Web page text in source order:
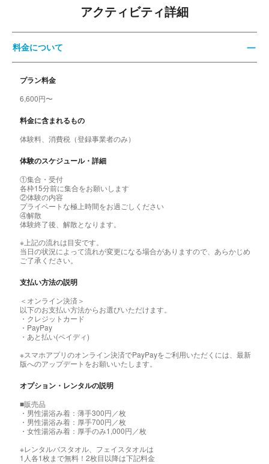
アクティビティ詳細
料金について
プラン料金
6,600円〜
料金に含まれるもの
体験料、消費税（登録事業者のみ）
体験のスケジュール・詳細
①集合・受付
各枠15分前に集合をお願いします
②体験の内容
プライベートな極上時間をお過ごしください
④解散
体験終了後、解散となります。
※上記の流れは目安です。
当日の状況によって流れが変更になる場合がありますので、あらかじめ
ご了承ください。
支払い方法の説明
＜オンライン決済＞
以下のお支払い方法からお選びいただけます。
・クレジットカード
・PayPay
・あと払い(ペイディ)
※スマホアプリのオンライン決済でPayPayをご利用いただくには、最新
版へのアップデートをお願いいたします。
オプション・レンタルの説明
■販売品
・男性湯浴み着：薄手300円／枚
・男性湯浴み着：厚手700円／枚
・女性湯浴み着：厚手のみ1,000円／枚
※レンタルバスタオル、フェイスタオルは
1人各1枚まで無料！2枚目以降は下記料金